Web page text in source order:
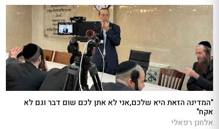
"המדינה הזאת היא שלכם,אני לא אתן לכם שום דבר וגם לא
אקח"
אלחנן רפאלי